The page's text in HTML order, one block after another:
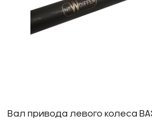
Вал привода левого колеса